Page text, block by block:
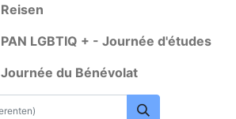
Reisen
PAN LGBTIQ + - Journée d'études
Journée du Bénévolat